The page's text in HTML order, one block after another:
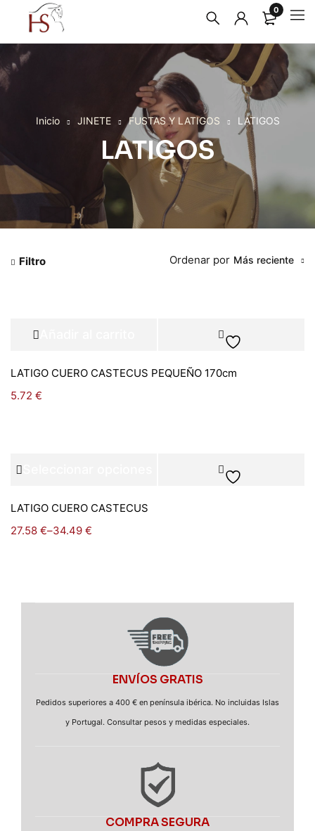
0
LATIGOS
Inicio JINETE FUSTAS Y LATIGOS LATIGOS
Filtro Ordenar por Más reciente
LATIGO CUERO CASTECUS PEQUEÑO 170cm
5.72 €
LATIGO CUERO CASTECUS
27.58 €–34.49 €
ENVÍOS GRATIS
Pedidos superiores a 400 € en península ibérica. No incluidas Islas
y Portugal. Consultar pesos y medidas especiales.
COMPRA SEGURA